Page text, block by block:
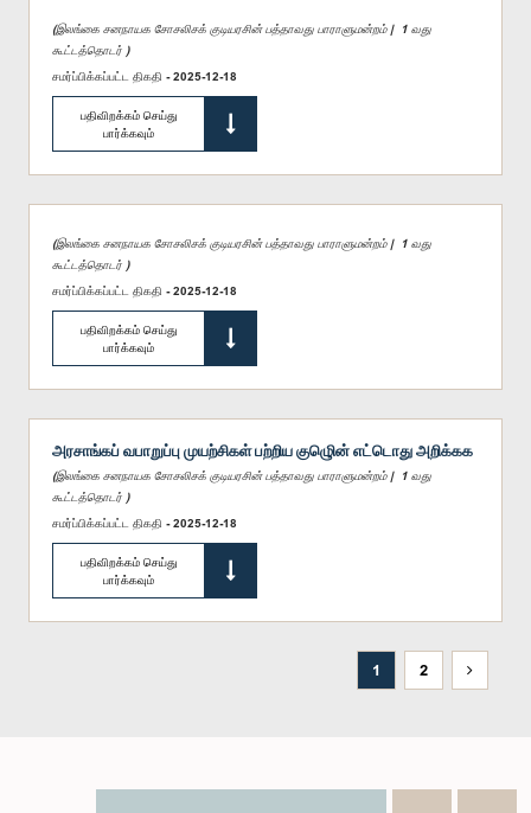
(இலங்கை சனநாயக சோசலிசக் குடியரசின் பத்தாவது பாராளுமன்றம் | 1 வது
கூட்டத்தொடர் )
சமர்ப்பிக்கப்பட்ட திகதி - 2025-12-18
பதிவிறக்கம் செய்து
பார்க்கவும்
(இலங்கை சனநாயக சோசலிசக் குடியரசின் பத்தாவது பாராளுமன்றம் | 1 வது
கூட்டத்தொடர் )
சமர்ப்பிக்கப்பட்ட திகதி - 2025-12-18
பதிவிறக்கம் செய்து
பார்க்கவும்
அரசாங்கப் வபாறுப்பு முயற்சிகள் பற்றிய குழுெின் எட்டாெது அறிக்கக
(இலங்கை சனநாயக சோசலிசக் குடியரசின் பத்தாவது பாராளுமன்றம் | 1 வது
கூட்டத்தொடர் )
சமர்ப்பிக்கப்பட்ட திகதி - 2025-12-18
பதிவிறக்கம் செய்து
பார்க்கவும்
1 2